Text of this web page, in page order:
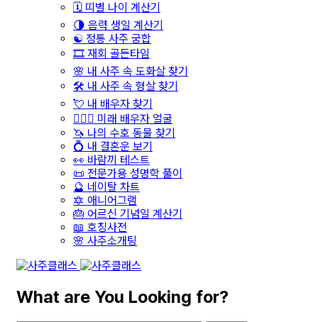
🗓️ 띠별 나이 계산기
🌗 음력 생일 계산기
☯️ 정통 사주 궁합
🎞️ 재회 골든타임
🌸 내 사주 속 도화살 찾기
🛠️ 내 사주 속 형살 찾기
💘 내 배우자 찾기
👩‍❤️‍👨 미래 배우자 얼굴
🦄 나의 수호 동물 찾기
💍 내 결혼운 보기
👀 바람끼 테스트
📜 전문가용 성명학 풀이
🔮 네이탈 차트
🔯 애니어그램
🎂 어르신 기념일 계산기
📖 호칭사전
🌸 사주소개팅
What are You Looking for?